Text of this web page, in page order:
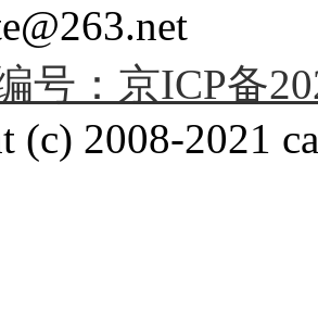
号：京ICP备
(c) 2008-2021